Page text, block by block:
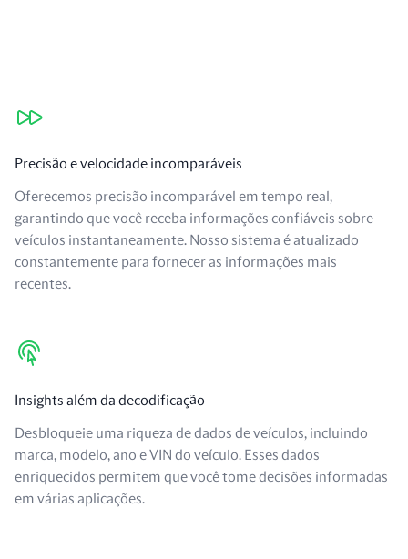
Nossos benefícios
Precisão e velocidade incomparáveis
Oferecemos precisão incomparável em tempo real,
garantindo que você receba informações confiáveis sobre
veículos instantaneamente. Nosso sistema é atualizado
constantemente para fornecer as informações mais
recentes.
Insights além da decodificação
Desbloqueie uma riqueza de dados de veículos, incluindo
marca, modelo, ano e VIN do veículo. Esses dados
enriquecidos permitem que você tome decisões informadas
em várias aplicações.